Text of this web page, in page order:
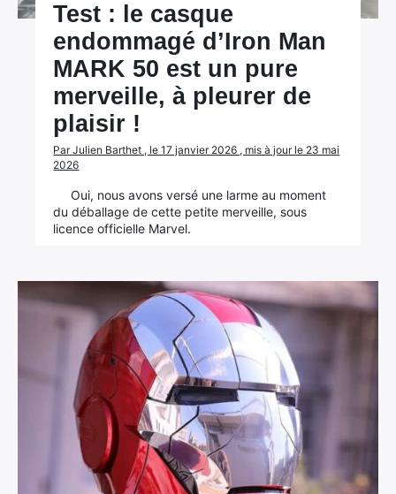
Test : le casque
endommagé d’Iron Man
MARK 50 est un pure
merveille, à pleurer de
plaisir !
Par Julien Barthet , le 17 janvier 2026 , mis à jour le 23 mai
2026
Oui, nous avons versé une larme au moment
du déballage de cette petite merveille, sous
licence officielle Marvel.